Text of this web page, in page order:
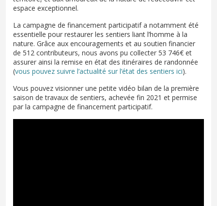
espace exceptionnel.
La campagne de financement participatif a notamment été
essentielle pour restaurer les sentiers liant l’homme à la
nature. Grâce aux encouragements et au soutien financier
de 512 contributeurs, nous avons pu collecter 53 746€ et
assurer ainsi la remise en état des itinéraires de randonnée
(vous pouvez suivre l’actualité sur l’état des sentiers ici).
Vous pouvez visionner une petite vidéo bilan de la première
saison de travaux de sentiers, achevée fin 2021 et permise
par la campagne de financement participatif.